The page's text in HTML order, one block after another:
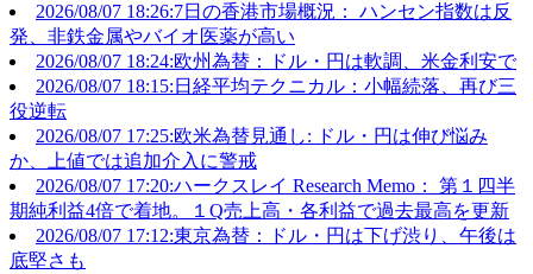
2026/08/07 18:26:7日の香港市場概況： ハンセン指数は反
発、非鉄金属やバイオ医薬が高い
2026/08/07 18:24:欧州為替：ドル・円は軟調、米金利安で
2026/08/07 18:15:日経平均テクニカル：小幅続落、再び三
役逆転
2026/08/07 17:25:欧米為替見通し: ドル・円は伸び悩み
か、上値では追加介入に警戒
2026/08/07 17:20:ハークスレイ Research Memo： 第１四半
期純利益4倍で着地。１Q売上高・各利益で過去最高を更新
2026/08/07 17:12:東京為替：ドル・円は下げ渋り、午後は
底堅さも